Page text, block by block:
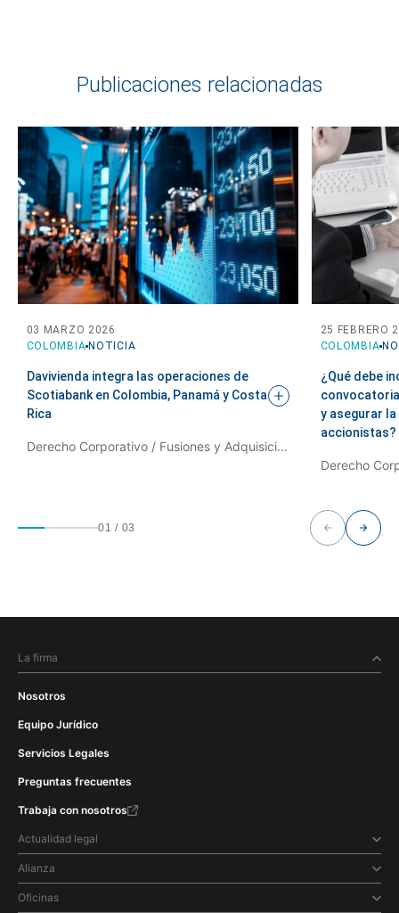
Publicaciones relacionadas
COLOMBIA NOTICIA
03 MARZO 2026
Davivienda integra las operaciones de
Scotiabank en Colombia, Panamá y Costa
Rica
Derecho Corporativo / Fusiones y Adquisiciones
COLOMBIA
25 FEBRERO
¿Qué debe
y asegurar
accionistas?
01 / 03
La firma
Nosotros
Equipo Jurídico
Servicios Legales
Preguntas frecuentes
Trabaja con nosotros
Actualidad legal
Alianza
Oficinas